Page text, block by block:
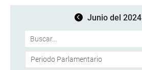
Junio del 2024